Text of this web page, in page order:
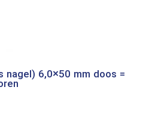
nagel) 6,0×50 mm doos =